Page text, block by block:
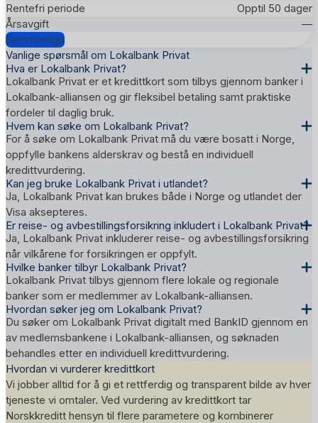
Opptil 50 dager
—
Sammenlign
Vanlige spørsmål om Lokalbank Privat
Hva er Lokalbank Privat?
Lokalbank Privat er et kredittkort som tilbys gjennom banker i
Lokalbank-alliansen og gir fleksibel betaling samt praktiske
fordeler til daglig bruk.
Hvem kan søke om Lokalbank Privat?
For å søke om Lokalbank Privat må du være bosatt i Norge,
oppfylle bankens alderskrav og bestå en individuell
kredittvurdering.
Kan jeg bruke Lokalbank Privat i utlandet?
Ja, Lokalbank Privat kan brukes både i Norge og utlandet der
Visa aksepteres.
Er reise- og avbestillingsforsikring inkludert i Lokalbank Privat?
Ja, Lokalbank Privat inkluderer reise- og avbestillingsforsikring
når vilkårene for forsikringen er oppfylt.
Hvilke banker tilbyr Lokalbank Privat?
Lokalbank Privat tilbys gjennom flere lokale og regionale
banker som er medlemmer av Lokalbank-alliansen.
Hvordan søker jeg om Lokalbank Privat?
Du søker om Lokalbank Privat digitalt med BankID gjennom en
av medlemsbankene i Lokalbank-alliansen, og søknaden
behandles etter en individuell kredittvurdering.
Hvordan vi vurderer kredittkort
Vi jobber alltid for å gi et rettferdig og transparent bilde av hver
tjeneste vi omtaler. Ved vurdering av kredittkort tar
Norskkreditt hensyn til flere parametere og kombinerer